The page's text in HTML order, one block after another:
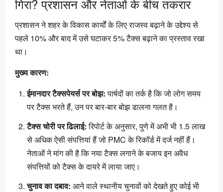
गिरा? प्रशासन और नेताओं के बीच तकरार
प्रशासन ने शहर के विकास कार्यों के लिए राजस्व बढ़ाने के उद्देश्य से
पहले 10% और बाद में उसे घटाकर 5% टैक्स बढ़ाने का प्रस्ताव रखा
था।
मुख्य कारण:
ईमानदार टैक्सपेयर्स पर बोझ:पार्षदों का तर्क है कि जो लोग समय
पर टैक्स भरते हैं, उन पर बार-बार बोझ डालना गलत है।
टैक्स चोरी पर ढिलाई:रिपोर्ट के अनुसार, पुणे में अभी भी 1.5 लाख
से अधिक ऐसी संपत्तियां हैं जो PMC के रिकॉर्ड में दर्ज नहीं हैं।
नेताओं ने मांग की है कि नया टैक्स लगाने के बजाय इन अवैध
संपत्तियों को टैक्स के दायरे में लाया जाए।
चुनाव का दबाव: आने वाले स्थानीय चुनावों को देखते हुए कोई भी